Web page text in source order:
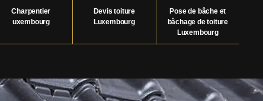
Charpentier
uxembourg
Devis toiture
Luxembourg
Pose de bâche et
bâchage de toiture
Luxembourg